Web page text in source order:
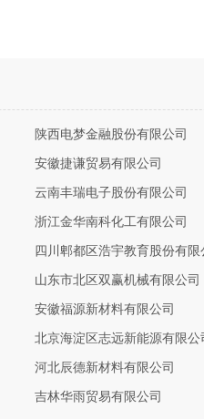
陕西电梦金融股份有限公司
安徽捷谦贸易有限公司
云南丰瑞电子股份有限公司
浙江金华南科化工有限公司
四川郫都区浩宇教育股份有限
山东市北区双赢机械有限公司
安徽福源新材料有限公司
北京海淀区志远新能源有限公
河北辰德新材料有限公司
吉林华雨贸易有限公司